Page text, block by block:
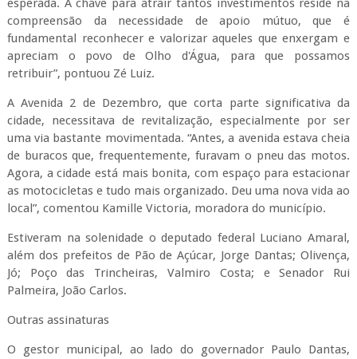
esperada. A chave para atrair tantos investimentos reside na
compreensão da necessidade de apoio mútuo, que é
fundamental reconhecer e valorizar aqueles que enxergam e
apreciam o povo de Olho d'Água, para que possamos
retribuir”, pontuou Zé Luiz.
A Avenida 2 de Dezembro, que corta parte significativa da
cidade, necessitava de revitalização, especialmente por ser
uma via bastante movimentada. “Antes, a avenida estava cheia
de buracos que, frequentemente, furavam o pneu das motos.
Agora, a cidade está mais bonita, com espaço para estacionar
as motocicletas e tudo mais organizado. Deu uma nova vida ao
local”, comentou Kamille Victoria, moradora do município.
Estiveram na solenidade o deputado federal Luciano Amaral,
além dos prefeitos de Pão de Açúcar, Jorge Dantas; Olivença,
Jó; Poço das Trincheiras, Valmiro Costa; e Senador Rui
Palmeira, João Carlos.
Outras assinaturas
O gestor municipal, ao lado do governador Paulo Dantas,